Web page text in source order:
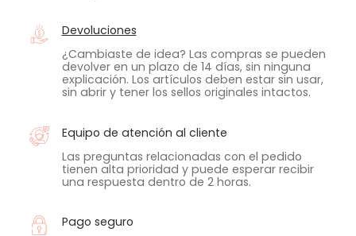
Devoluciones
¿Cambiaste de idea? Las compras se pueden
devolver en un plazo de 14 días, sin ninguna
explicación. Los artículos deben estar sin usar,
sin abrir y tener los sellos originales intactos.
Equipo de atención al cliente
Las preguntas relacionadas con el pedido
tienen alta prioridad y puede esperar recibir
una respuesta dentro de 2 horas.
Pago seguro